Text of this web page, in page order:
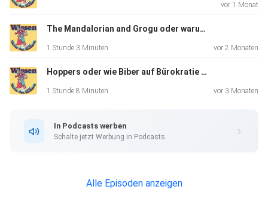
vor 1 Monat
The Mandalorian and Grogu oder warum es Jabba mit sich selbst macht
1 Stunde 3 Minuten vor 2 Monaten
Hoppers oder wie Biber auf Bürokratie scheißen
1 Stunde 8 Minuten vor 3 Monaten
In Podcasts werben
Schalte jetzt Werbung in Podcasts.
Alle Episoden anzeigen